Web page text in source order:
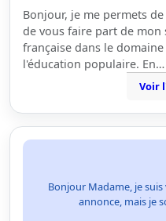
Bonjour, je me permets
de vous faire part de mon
française dans le
l'éducation populaire. En…
Voir
Bonjour Madame, je
annonce, mais je